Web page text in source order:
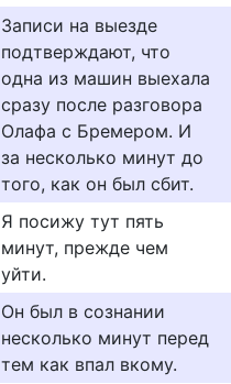
Записи на выезде
подтверждают, что
одна из машин выехала
сразу после разговора
Олафа с Бремером. И
за несколько минут до
того, как он был сбит.
Я посижу тут пять
минут, прежде чем
уйти.
Он был в сознании
несколько минут перед
тем как впал вкому.